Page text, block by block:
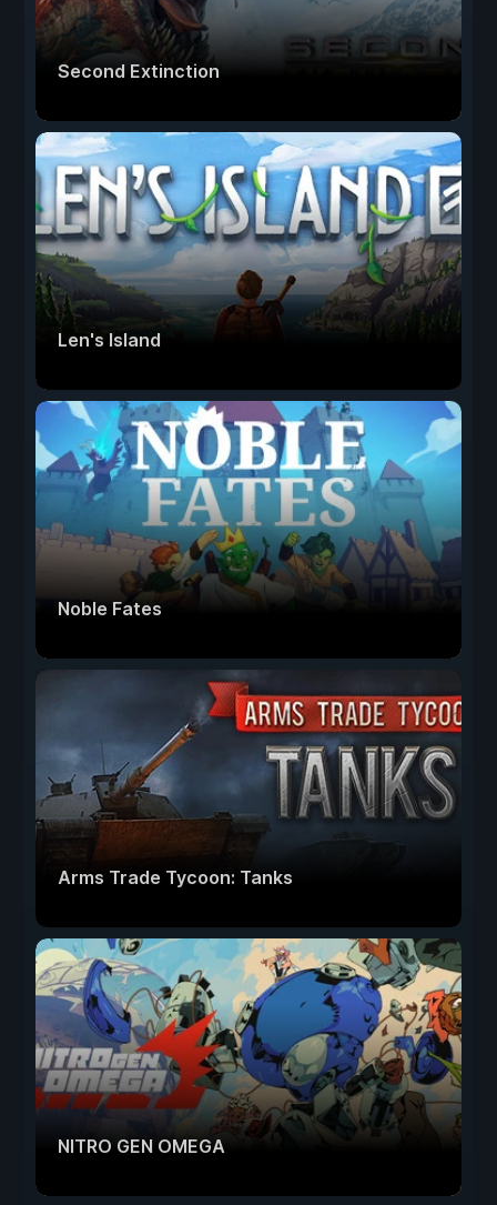
Second Extinction
Len's Island
Noble Fates
Arms Trade Tycoon: Tanks
NITRO GEN OMEGA